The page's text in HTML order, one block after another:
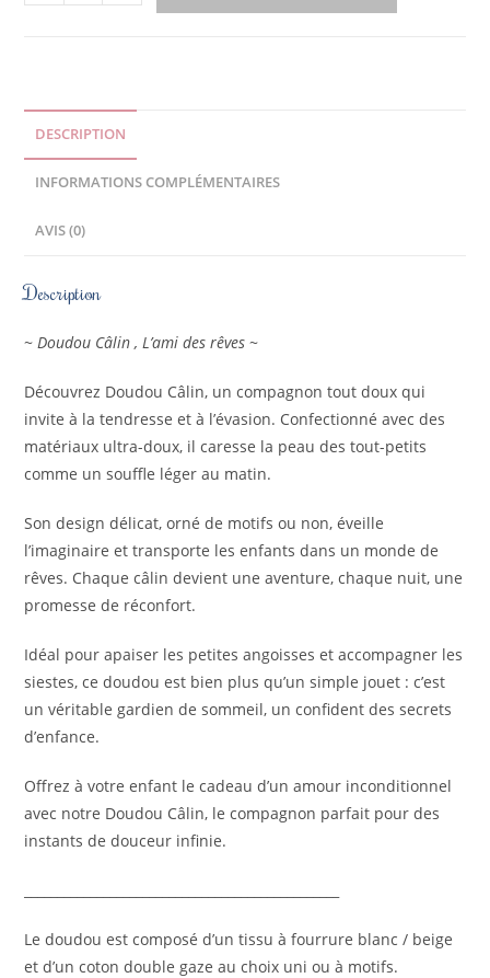
DESCRIPTION
INFORMATIONS COMPLÉMENTAIRES
AVIS (0)
Description
~ Doudou Câlin , L’ami des rêves ~
Découvrez Doudou Câlin, un compagnon tout doux qui
invite à la tendresse et à l’évasion. Confectionné avec des
matériaux ultra-doux, il caresse la peau des tout-petits
comme un souffle léger au matin.
Son design délicat, orné de motifs ou non, éveille
l’imaginaire et transporte les enfants dans un monde de
rêves. Chaque câlin devient une aventure, chaque nuit, une
promesse de réconfort.
Idéal pour apaiser les petites angoisses et accompagner les
siestes, ce doudou est bien plus qu’un simple jouet : c’est
un véritable gardien de sommeil, un confident des secrets
d’enfance.
Offrez à votre enfant le cadeau d’un amour inconditionnel
avec notre Doudou Câlin, le compagnon parfait pour des
instants de douceur infinie.
Le doudou est composé d’un tissu à fourrure blanc / beige
et d’un coton double gaze au choix uni ou à motifs.